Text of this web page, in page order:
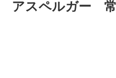
アスペルガー